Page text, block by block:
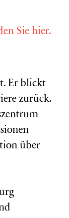
Sie hier.
Er blickt
zurück.
über